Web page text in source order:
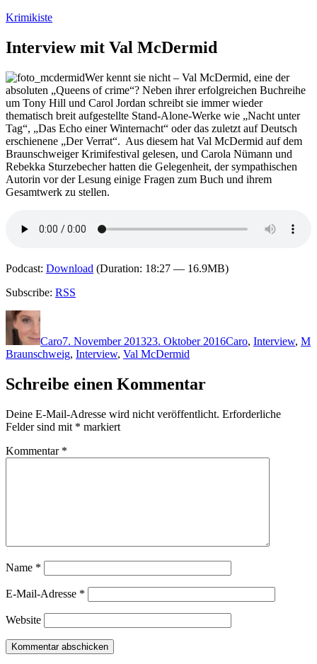
Zum
springen
Krimikiste
Interview mit Val McDermid
Wer kennt sie nicht – Val McDermid, eine der
absoluten „Queens of crime“? Neben ihrer erfolgreichen Buchreihe
um Tony Hill und Carol Jordan schreibt sie immer wieder
thematisch breit aufgestellte Stand-Alone-Werke wie „Nacht unter
Tag“, „Das Echo einer Winternacht“ oder das zuletzt auf Deutsch
erschienene „Der Verrat“. Aus diesem hat Val McDermid auf dem
Braunschweiger Krimifestival gelesen, und Carola Nümann und
Rebekka Sturzebecher hatten die Gelegenheit, der sympathischen
Autorin vor der Lesung einige Fragen zum Buch und ihrem
Gesamtwerk zu stellen.
Podcast: Download (Duration: 18:27 — 16.9MB)
Subscribe: RSS
Autor
Caro7. November 201323. Oktober 2016Caro, Interview, M
Braunschweig, Interview, Val McDermid
Schreibe einen Kommentar
Deine E-Mail-Adresse wird nicht veröffentlicht. Erforderliche
Felder sind mit * markiert
Kommentar *
Name *
E-Mail-Adresse *
Website